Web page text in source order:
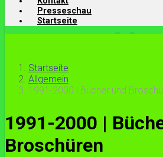
Presseschau
Startseite
Startseite
Allgemein
1991-2000 | Bücher und
1991-2000 |
Broschüren